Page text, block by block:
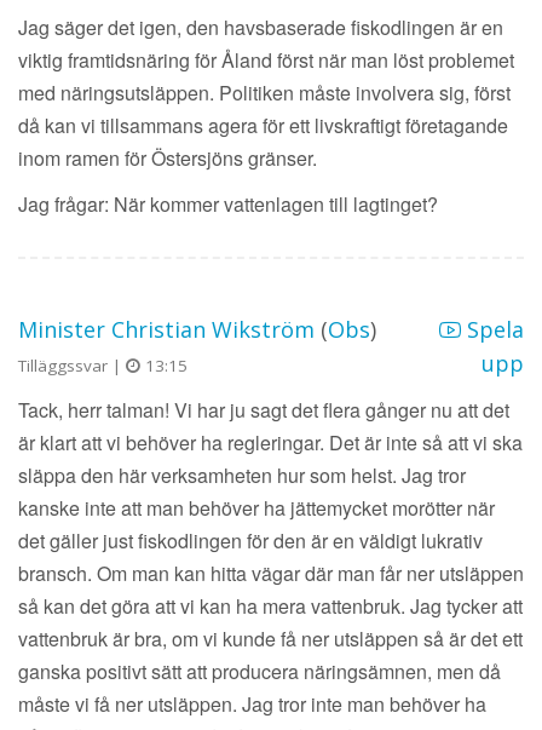
Jag säger det igen, den havsbaserade fiskodlingen är en
viktig framtidsnäring för Åland först när man löst problemet
med näringsutsläppen. Politiken måste involvera sig, först
då kan vi tillsammans agera för ett livskraftigt företagande
inom ramen för Östersjöns gränser.
Jag frågar: När kommer vattenlagen till lagtinget?
Minister Christian Wikström (Obs)
Tilläggssvar | 13:15
Spela
upp
Tack, herr talman! Vi har ju sagt det flera gånger nu att det
är klart att vi behöver ha regleringar. Det är inte så att vi ska
släppa den här verksamheten hur som helst. Jag tror
kanske inte att man behöver ha jättemycket morötter när
det gäller just fiskodlingen för den är en väldigt lukrativ
bransch. Om man kan hitta vägar där man får ner utsläppen
så kan det göra att vi kan ha mera vattenbruk. Jag tycker att
vattenbruk är bra, om vi kunde få ner utsläppen så är det ett
ganska positivt sätt att producera näringsämnen, men då
måste vi få ner utsläppen. Jag tror inte man behöver ha